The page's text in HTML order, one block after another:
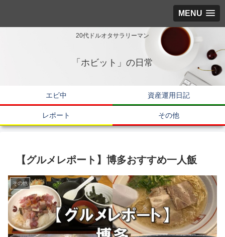
MENU
20代ドルオタサラリーマン
「ホビット」の日常
エビ中 資産運用日記
レポート その他
【グルメレポート】博多おすすめ一人飯
その他